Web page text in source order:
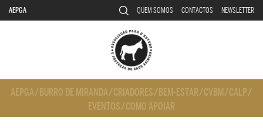
AEPGA QUEM SOMOS CONTACTOS NEWSLETTER
AEPGA/ BURRO DE MIRANDA/CRIADORES/ BEM-ESTAR/CVBM/CALP/
EVENTOS/COMO APOIAR